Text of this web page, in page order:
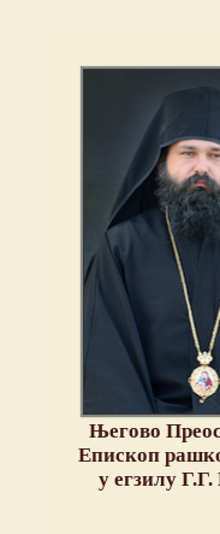
Његово
Епископ
у егзилу